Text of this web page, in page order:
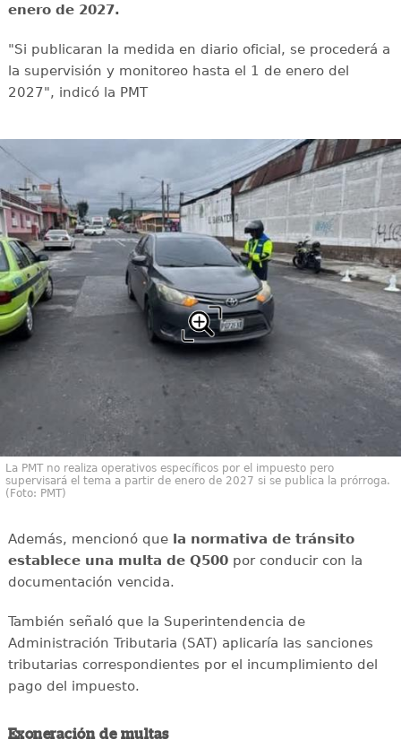
enero de 2027.
"Si publicaran la medida en diario oficial, se procederá a
la supervisión y monitoreo hasta el 1 de enero del
2027", indicó la PMT
La PMT no realiza operativos específicos por el impuesto pero
supervisará el tema a partir de enero de 2027 si se publica la prórroga.
(Foto: PMT)
Además, mencionó que la normativa de tránsito
establece una multa de Q500por conducir con la
documentación vencida.
También señaló que la Superintendencia de
Administración Tributaria (SAT) aplicaría las sanciones
tributarias correspondientes por el incumplimiento del
pago del impuesto.
Exoneración de multas